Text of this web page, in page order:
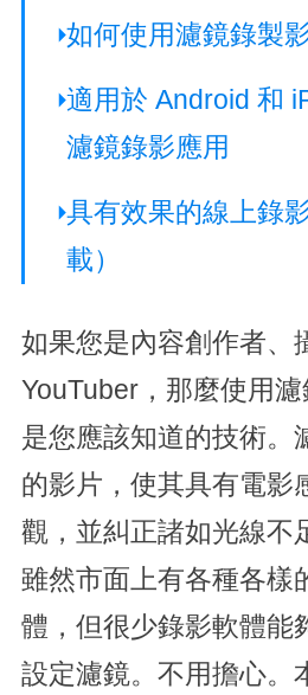
如何使用濾鏡錄製
適用於 Android 和
濾鏡錄影應用
具有效果的線上錄
載）
如果您是內容創作者、
YouTuber，那麼使用
是您應該知道的技術。
的影片，使其具有電影
觀，並糾正諸如光線不
雖然市面上有各種各樣
體，但很少錄影軟體能
設定濾鏡。不用擔心。